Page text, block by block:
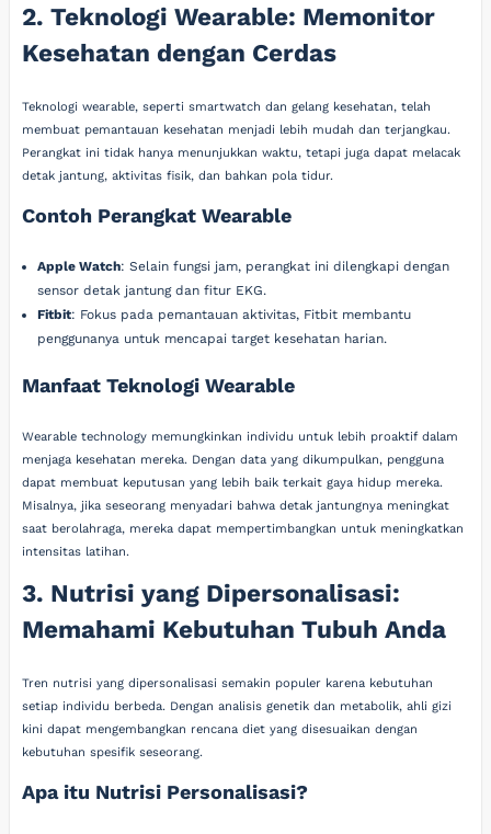
2. Teknologi Wearable: Memonitor
Kesehatan dengan Cerdas
Teknologi wearable, seperti smartwatch dan gelang kesehatan, telah
membuat pemantauan kesehatan menjadi lebih mudah dan terjangkau.
Perangkat ini tidak hanya menunjukkan waktu, tetapi juga dapat melacak
detak jantung, aktivitas fisik, dan bahkan pola tidur.
Contoh Perangkat Wearable
Apple Watch: Selain fungsi jam, perangkat ini dilengkapi dengan
sensor detak jantung dan fitur EKG.
Fitbit: Fokus pada pemantauan aktivitas, Fitbit membantu
penggunanya untuk mencapai target kesehatan harian.
Manfaat Teknologi Wearable
Wearable technology memungkinkan individu untuk lebih proaktif dalam
menjaga kesehatan mereka. Dengan data yang dikumpulkan, pengguna
dapat membuat keputusan yang lebih baik terkait gaya hidup mereka.
Misalnya, jika seseorang menyadari bahwa detak jantungnya meningkat
saat berolahraga, mereka dapat mempertimbangkan untuk meningkatkan
intensitas latihan.
3. Nutrisi yang Dipersonalisasi:
Memahami Kebutuhan Tubuh Anda
Tren nutrisi yang dipersonalisasi semakin populer karena kebutuhan
setiap individu berbeda. Dengan analisis genetik dan metabolik, ahli gizi
kini dapat mengembangkan rencana diet yang disesuaikan dengan
kebutuhan spesifik seseorang.
Apa itu Nutrisi Personalisasi?